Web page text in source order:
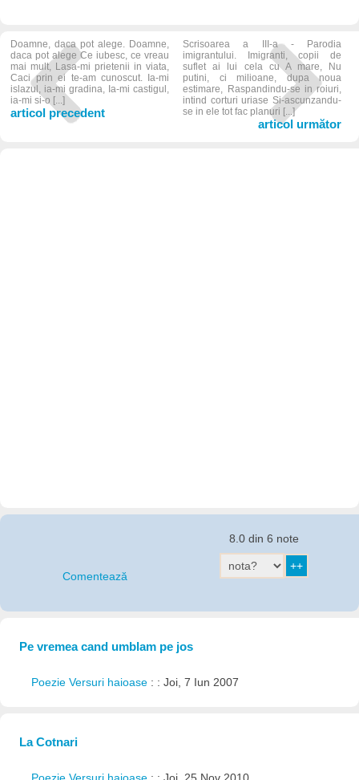
Doamne, daca pot alege. Doamne,
daca pot alege Ce iubesc, ce vreau
mai mult, Lasa-mi prietenii in viata,
Caci prin ei te-am cunoscut. Ia-mi
islazul, ia-mi gradina, Ia-mi castigul,
ia-mi si-o [...]
articol precedent
Scrisoarea a III-a - Parodia
imigrantului. Imigranti, copii de
suflet ai lui cela cu A mare, Nu
putini, ci milioane, dupa noua
estimare, Raspandindu-se in roiuri,
intind corturi uriase Si-ascunzandu-
se in ele tot fac planuri [...]
articol următor
Comentează
8.0 din 6 note
Pe vremea cand umblam pe jos
Poezie Versuri haioase : : Joi, 7 Iun 2007
La Cotnari